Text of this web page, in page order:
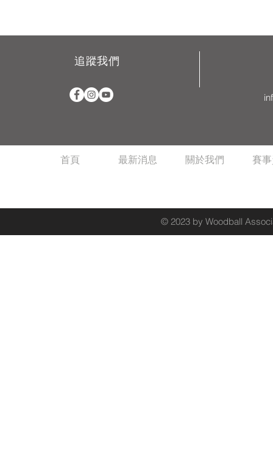
追蹤我們
首頁 最新消息 關於我們 賽
© 2023 by Woodball